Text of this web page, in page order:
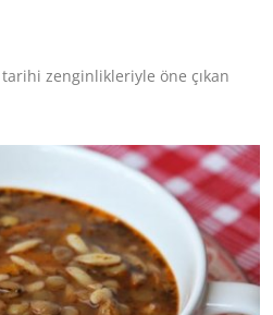
tarihi zenginlikleriyle öne çıkan